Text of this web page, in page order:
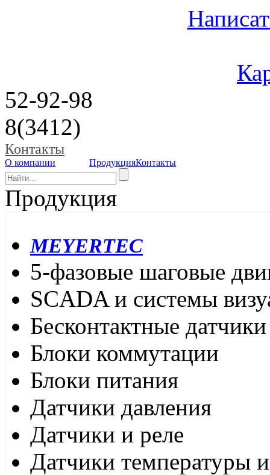
52-92-98
8(3412)
Контакты
О компании ПродукцияКонтакты
Продукция
MEYERTEC
5-фазовые шаговые
SCADA и системы
Бесконтактные датчики
Блоки коммутации
Блоки питания
Датчики давления
Датчики и реле
Датчики температуры